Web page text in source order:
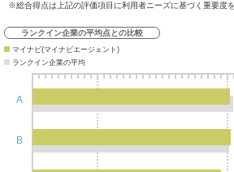
※総合得点は上記の評価項目に利用者ニーズに基づく重要度
ランクイン企業の平均点との比較
マイナビ(マイナビエージェント)
ランクイン企業の平均
A
B